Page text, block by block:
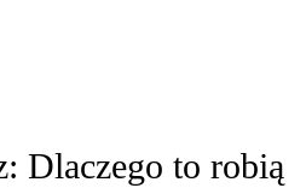
Dlaczego to robią